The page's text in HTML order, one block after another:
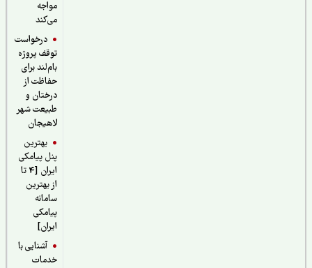
درخواست
توقف پروژه
بام‌لند برای
حفاظت از
درختان و
طبیعت شهر
لاهیجان
بهترین
پنل پیامکی
ایران [4 تا
از بهترین
سامانه
پیامکی
آشنایی با
خدمات